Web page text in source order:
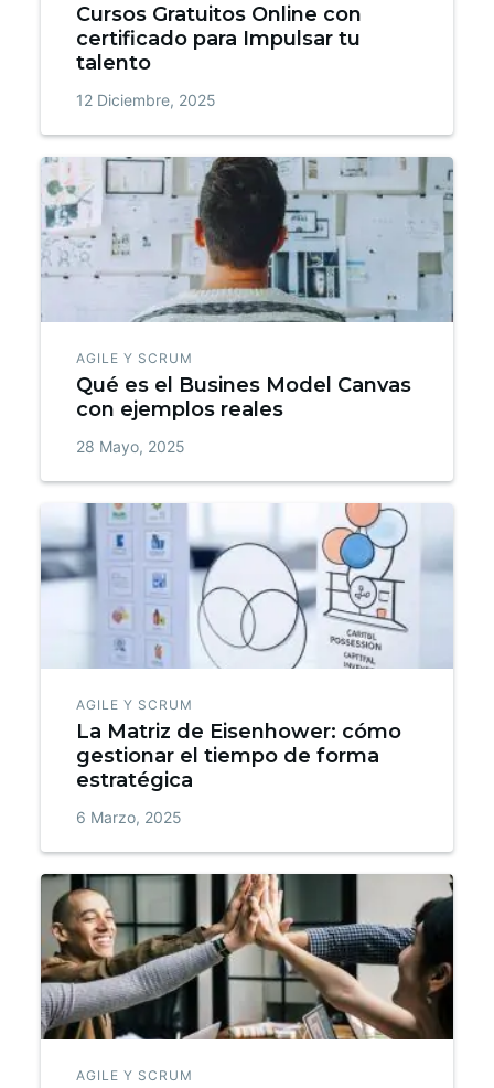
Cursos Gratuitos Online con
certificado para Impulsar tu
talento
12 Diciembre, 2025
AGILE Y SCRUM
Qué es el Busines Model Canvas
con ejemplos reales
28 Mayo, 2025
AGILE Y SCRUM
La Matriz de Eisenhower: cómo
gestionar el tiempo de forma
estratégica
6 Marzo, 2025
AGILE Y SCRUM